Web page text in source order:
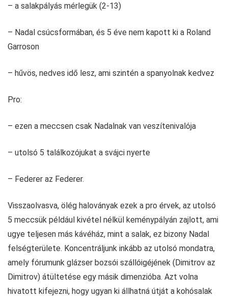
– a salakpályás mérlegük (2-13)
– Nadal csúcsformában, és 5 éve nem kapott ki a Roland
Garroson
– hűvös, nedves idő lesz, ami szintén a spanyolnak kedvez
Pro:
– ezen a meccsen csak Nadalnak van veszítenivalója
– utolsó 5 találkozójukat a svájci nyerte
– Federer az Federer.
Visszaolvasva, ölég haloványak ezek a pro érvek, az utolsó
5 meccsük például kivétel nélkül keménypályán zajlott, ami
ugye teljesen más kávéház, mint a salak, ez bizony Nadal
felségterülete. Koncentráljunk inkább az utolsó mondatra,
amely fórumunk glázser bozsói szállóigéjének (Dimitrov az
Dimitrov) átültetése egy másik dimenzióba. Azt volna
hivatott kifejezni, hogy ugyan ki állhatná útját a kohósalak